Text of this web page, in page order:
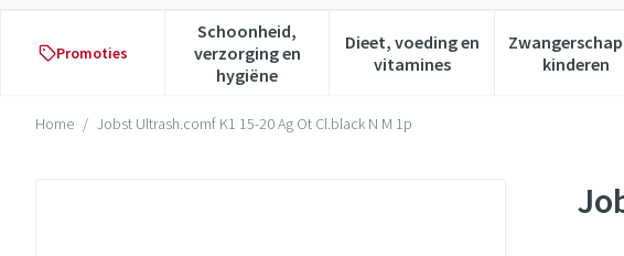
Promoties
Schoonheid,
verzorging en
hygiëne
Toon submenu voor Schoonheid, verzorging en
Dieet, voeding en
vitaminesToon submenu voorkinderen
Toon
Home / Jobst Ultrash.comf K1 15-20 Ag Ot Cl.black N M 1p
Jobst Ultrash.comf K1 15-20 Ag Ot